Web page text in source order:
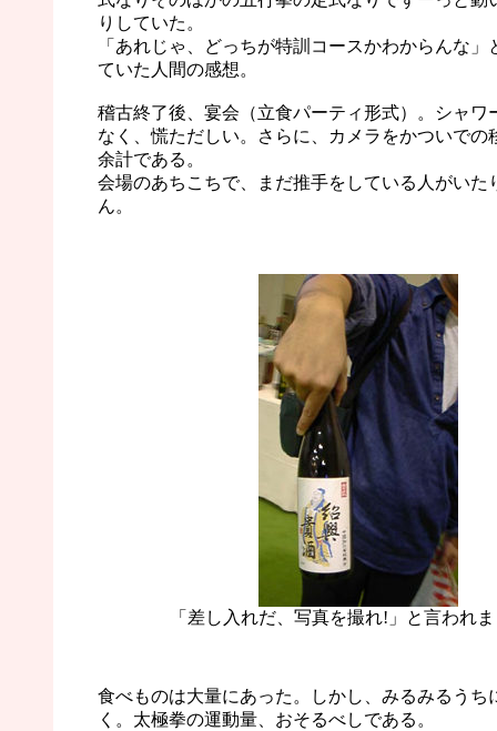
りしていた。
「あれじゃ、どっちが特訓コースかわからんな」
ていた人間の感想。
稽古終了後、宴会（立食パーティ形式）。シャワ
なく、慌ただしい。さらに、カメラをかついでの
余計である。
会場のあちこちで、まだ推手をしている人がいた
ん。
「差し入れだ、写真を撮れ!」と言われ
食べものは大量にあった。しかし、みるみるうち
く。太極拳の運動量、おそるべしである。